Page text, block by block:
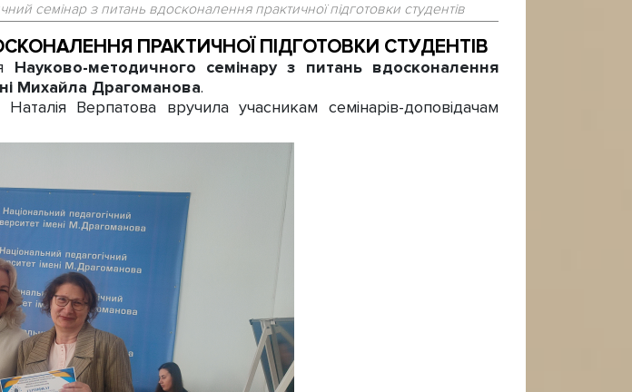
семінар з питань вдосконалення практичної підготовки студентів
ПРАКТИЧНОЇ ПІДГОТОВКИ СТУДЕНТІВ
Науково-методичного семінару з питань вдосконалення
Михайла Драгоманова.
Верпатова вручила учасникам семінарів-доповідачам